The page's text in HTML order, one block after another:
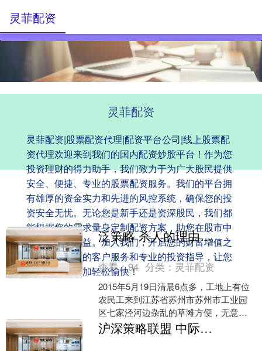
灵菲配资
灵菲配资|股票配资代理|配资平台公司|线上股票配
资代理欢迎来到我们的国内配资炒股平台！作为您
投资理财的得力助手，我们致力于为广大股民提供
安全、便捷、专业的股票配资服务。我们的平台拥
有雄厚的资金实力和先进的风控系统，确保您的投
资安全无忧。无论您是新手还是资深股民，我们都
能根据您的需求量身定制配资方案，助您在股市中
获得更高的收益。加入我们，开启您的财富增值之
旅，享受优质的客户服务和专业的投资指导，让您
的炒股体验更加轻松愉快！
灵菲配资
泛策略 杀人的理由如此荒唐！2015年苏州市“5·19”无名碎尸案侦破始末
查看：94 分类： 灵菲配资
2015年5月19日清晨6点多，工地上有位
农民工来到江苏省苏州市苏州市工业园
区七家泾河边杂乱的草滩方便，无意中
发现草丛中有块长形酱色的漂浮物。他
开始以为是块腊肉....
沪深策略联盟 中际旭创赴港“捞金”，淡马锡、高瓴40亿“押宝”光模块